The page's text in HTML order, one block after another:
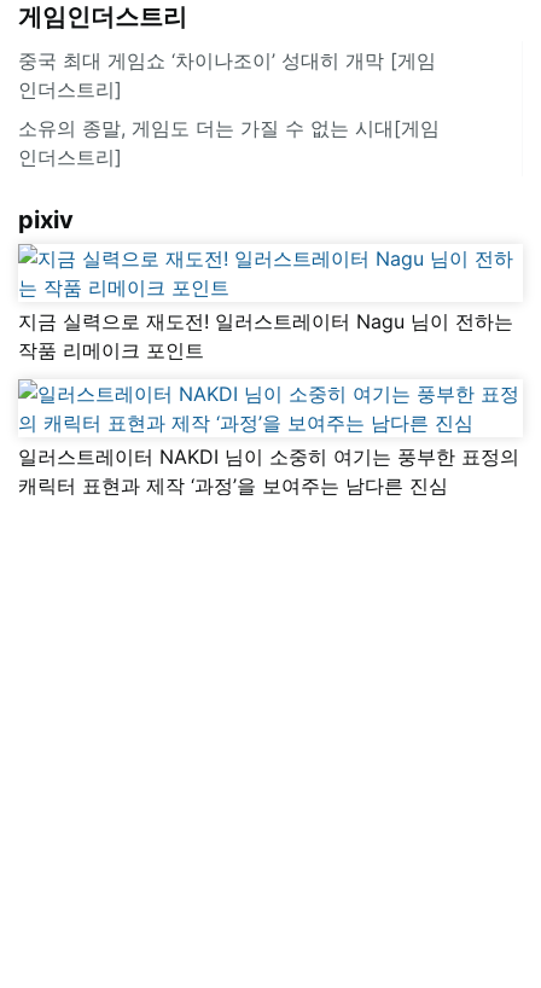
게임인더스트리
중국 최대 게임쇼 ‘차이나조이’ 성대히 개막 [게임
인더스트리]
소유의 종말, 게임도 더는 가질 수 없는 시대[게임
인더스트리]
pixiv
지금 실력으로 재도전! 일러스트레이터 Nagu 님이 전하는
작품 리메이크 포인트
일러스트레이터 NAKDI 님이 소중히 여기는 풍부한 표정의
캐릭터 표현과 제작 ‘과정’을 보여주는 남다른 진심